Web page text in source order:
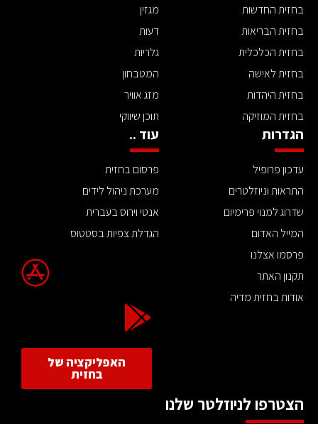
בחזית החדשות
בחזית הבריאות
בחזית הכלכלית
בחזית לאישה
בחזית היהדות
בחזית המוזיקה
מגזין
דעות
גלריות
המטבחון
מזג אוויר
תוכן שיווקי
הגדרות
עדכון פרופיל
התראות וניוזלטרים
שדרוג למנוי פרימיום
המייל האדום
פרסמו אצלנו
תקנון האתר
אודות בחזית מדיה
עוד ..
פרסום בחזית
מערכת ניהול לידים
אנטי וירוס בעברית
הגדלת צפיות בסטטוס
האפליקציה של
בחזית
הצטרפו לניוזלטר שלנו